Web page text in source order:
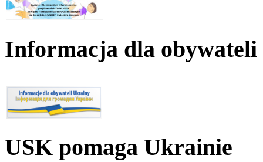
Informacja dla
USK pomaga Ukrainie